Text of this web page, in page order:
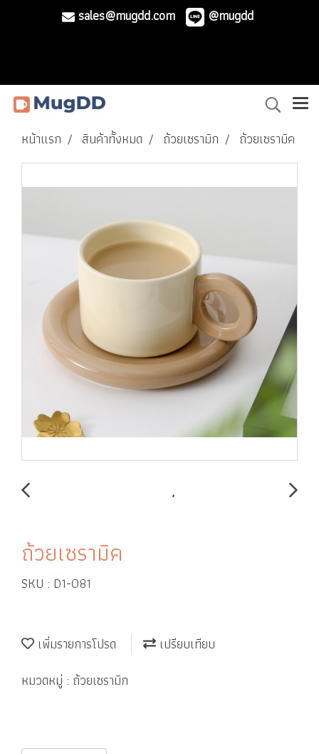
sales@mugdd.com @mugdd
หน้าแรก สินค้าทั้งหมด ถ้วยเซรามิก ถ้วยเซรามิค
ถ้วยเซรามิค
SKU : D1-081
เพิ่มรายการโปรด
เปรียบเทียบ
หมวดหมู่ : ถ้วยเซรามิก